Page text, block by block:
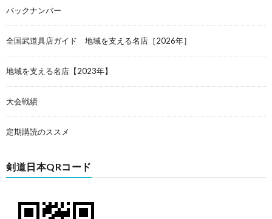
バックナンバー
全国武道具店ガイド 地域を支える名店［2026年］
地域を支える名店【2023年】
大会戦績
定期購読のススメ
剣道日本QRコード